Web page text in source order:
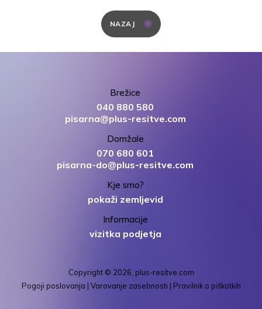
NAZAJ
Brežice
040 880 580
pisarna@plus-resitve.com
Domžale
070 680 601
pisarna-do@plus-resitve.com
Kje smo?
pokaži zemljevid
Informacije
vizitka podjetja
Copyright © 2026, plus-resitve.com
Pogoji poslovanja | Varovanje zasebnosti | Pravilnik o piškotkih